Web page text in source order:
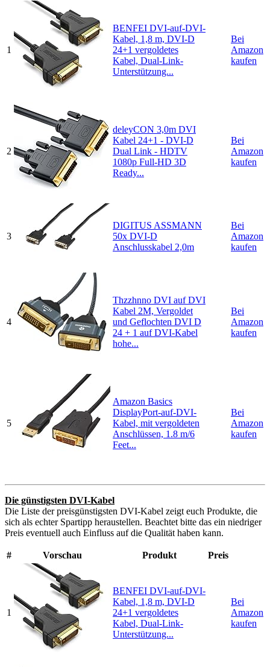
1
BENFEI DVI-auf-DVI-
Kabel, 1,8 m, DVI-D
24+1 vergoldetes
Kabel, Dual-Link-
Unterstützung...
Bei
Amazon
kaufen
2
deleyCON 3,0m DVI
Kabel 24+1 - DVI-D
Dual Link - HDTV
1080p Full-HD 3D
Ready...
Bei
Amazon
kaufen
3
DIGITUS ASSMANN
50x DVI-D
Anschlusskabel 2,0m
Bei
Amazon
kaufen
4
Thzzhnno DVI auf DVI
Kabel 2M, Vergoldet
und Geflochten DVI D
24 + 1 auf DVI-Kabel
hohe...
Bei
Amazon
kaufen
5
Amazon Basics
DisplayPort-auf-DVI-
Kabel, mit vergoldeten
Anschlüssen, 1.8 m/6
Feet...
Bei
Amazon
kaufen
Die günstigsten DVI-Kabel
Die Liste der preisgünstigsten DVI-Kabel zeigt euch Produkte, die
sich als echter Spartipp heraustellen. Beachtet bitte das ein niedriger
Preis eventuell auch Einfluss auf die Qualität haben kann.
# Vorschau Produkt Preis
1
BENFEI DVI-auf-DVI-
Kabel, 1,8 m, DVI-D
24+1 vergoldetes
Kabel, Dual-Link-
Unterstützung...
Bei
Amazon
kaufen